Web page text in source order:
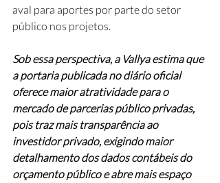
aval para aportes por parte do setor
público nos projetos.
Sob essa perspectiva, a Vallya estima que
a portaria publicada no diário oficial
oferece maior atratividade para o
mercado de parcerias público privadas,
pois traz mais transparência ao
investidor privado, exigindo maior
detalhamento dos dados contábeis do
orçamento público e abre mais espaço